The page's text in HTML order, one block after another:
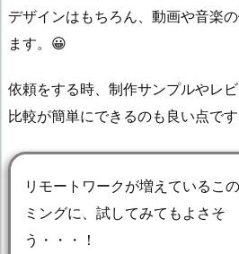
デザインはもちろん、動画や音楽
ます。😀
依頼をする時、制作サンプルやレ
比較が簡単にできるのも良い点です
リモートワークが増えているこ
ミングに、試してみてもよさそ
う・・・！